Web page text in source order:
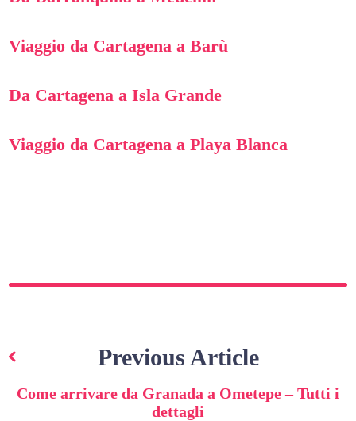
Viaggio da Cartagena a Barù
Da Cartagena a Isla Grande
Viaggio da Cartagena a Playa Blanca
articoli
Previous Article
Come arrivare da Granada a Ometepe – Tutti i
dettagli